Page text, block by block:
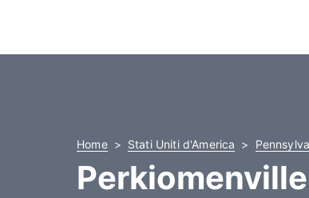
Home Stati Uniti d'America